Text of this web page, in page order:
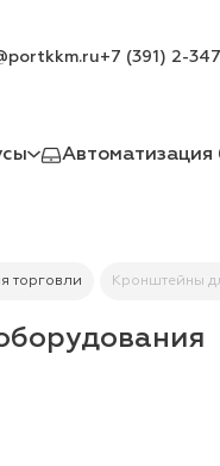
+7 (391) 2-
Автоматизация
торговли Кронштейны